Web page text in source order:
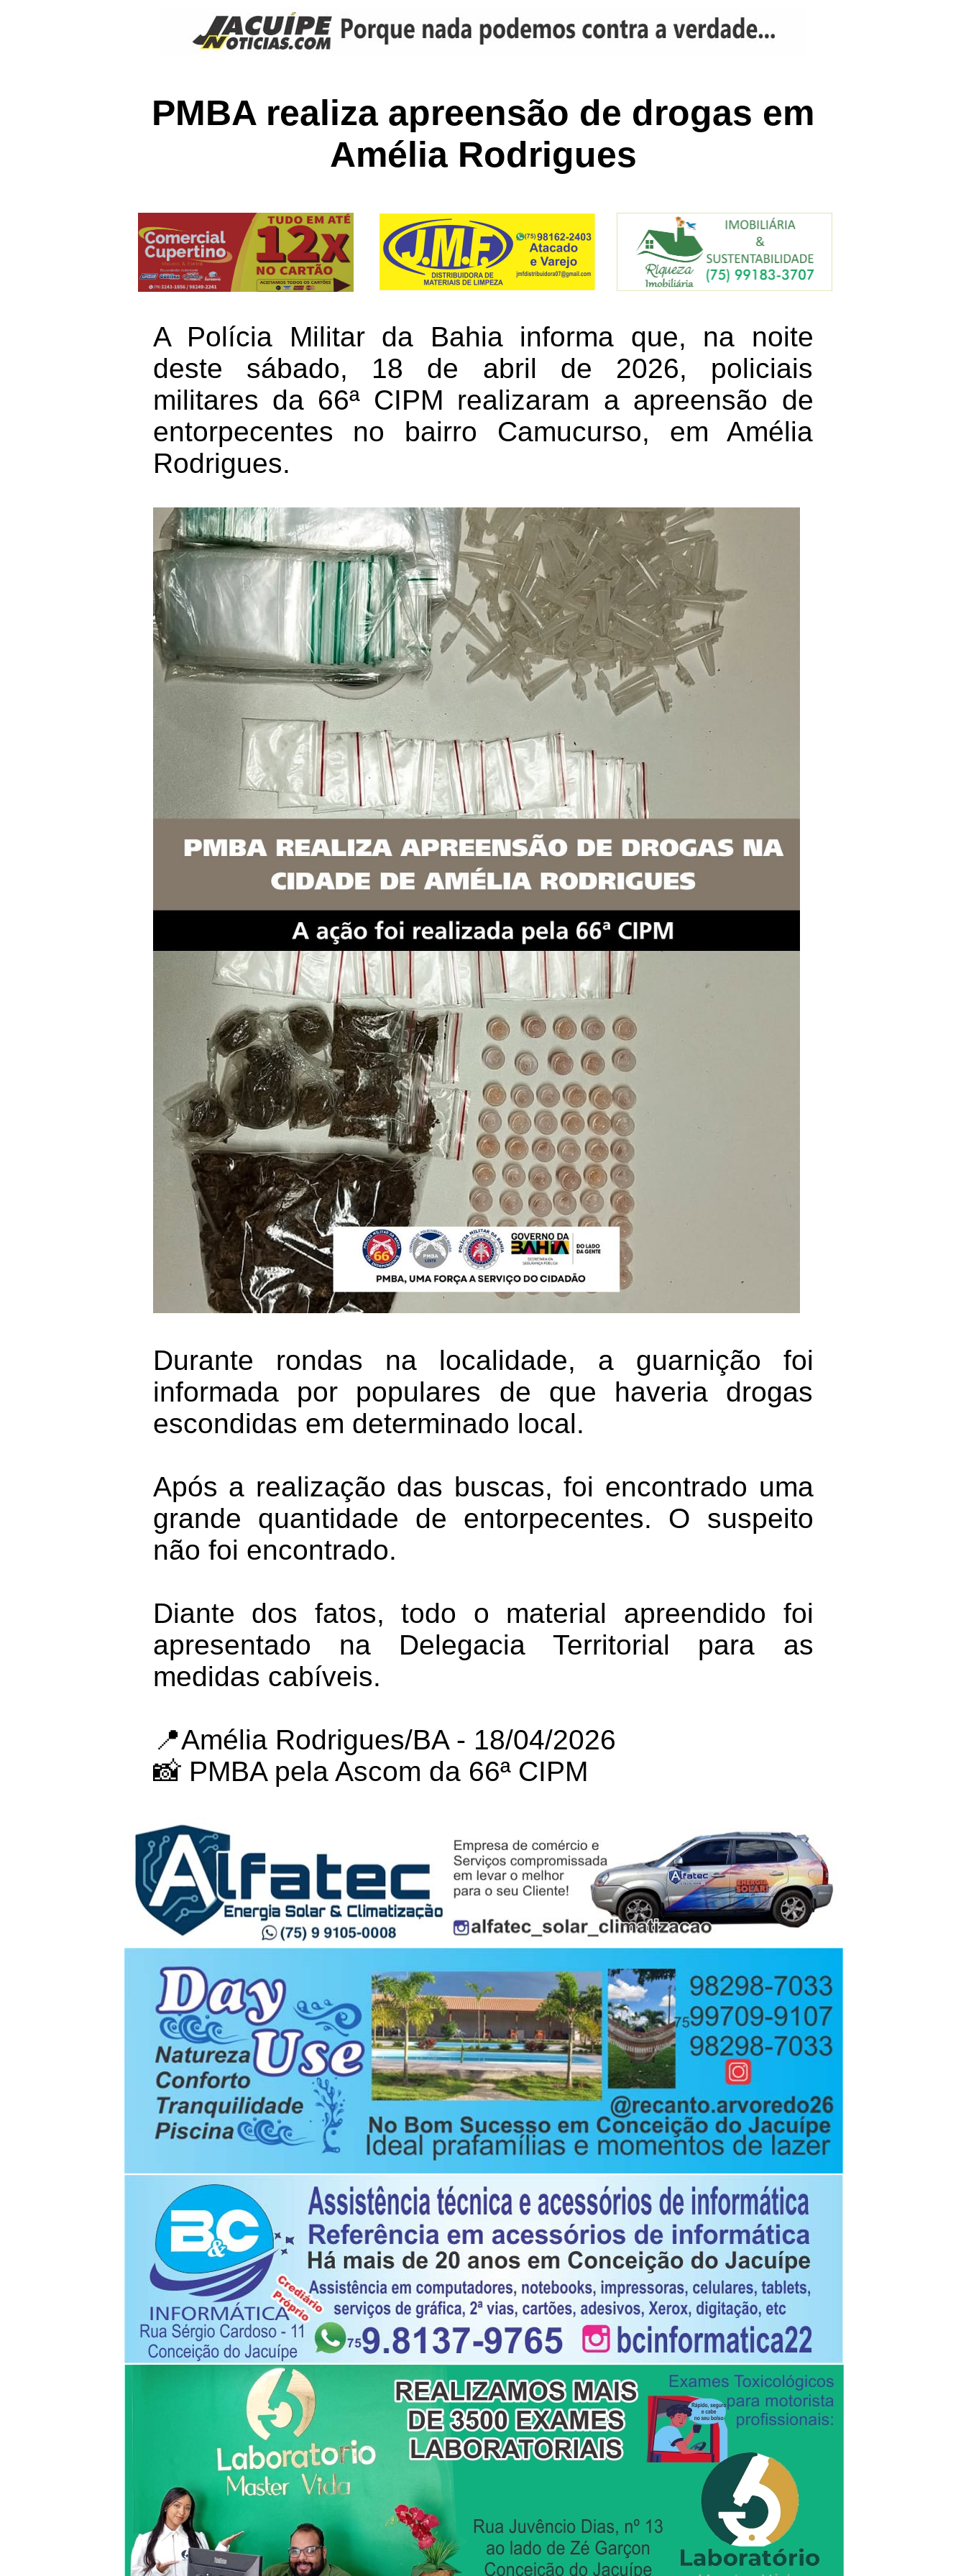
PMBA realiza apreensão de drogas em
Amélia Rodrigues
A Polícia Militar da Bahia informa que, na noite
deste sábado, 18 de abril de 2026, policiais
militares da 66ª CIPM realizaram a apreensão de
entorpecentes no bairro Camucurso, em Amélia
Rodrigues.
Durante rondas na localidade, a guarnição foi
informada por populares de que haveria drogas
escondidas em determinado local.
Após a realização das buscas, foi encontrado uma
grande quantidade de entorpecentes. O suspeito
não foi encontrado.
Diante dos fatos, todo o material apreendido foi
apresentado na Delegacia Territorial para as
medidas cabíveis.
📍Amélia Rodrigues/BA - 18/04/2026
📸 PMBA pela Ascom da 66ª CIPM